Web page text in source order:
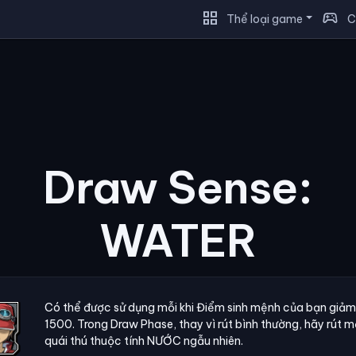
grid_view Thể loại game sports_esports
Draw Sense:
WATER
Có thể được sử dụng mỗi khi Điểm sinh mệnh của bạn
1500. Trong Draw Phase, thay vì rút bình thường, hãy rút
quái thú thuộc tính NƯỚC ngẫu nhiên.